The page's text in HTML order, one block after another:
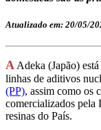
Atualizado em: 20/05/
AAdeka (Japão)
linhas de aditivos
(PP), assim como os
comercializados pela
resinas do País.